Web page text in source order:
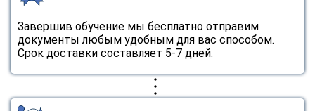
Завершив обучение мы бесплатно отправим
документы любым удобным для вас способом.
Срок доставки составляет 5-7 дней.